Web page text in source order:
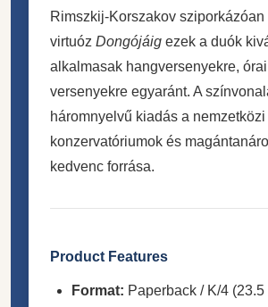
Rimszkij-Korszakov sziporkázóan
virtuóz Dongójáig ezek a duók
alkalmasak hangversenyekre,
versenyekre egyaránt. A
háromnyelvű kiadás a nemzetközi
konzervatóriumok és
kedvenc forrása.
Product Features
Format: Paperback / K/4 (23.5